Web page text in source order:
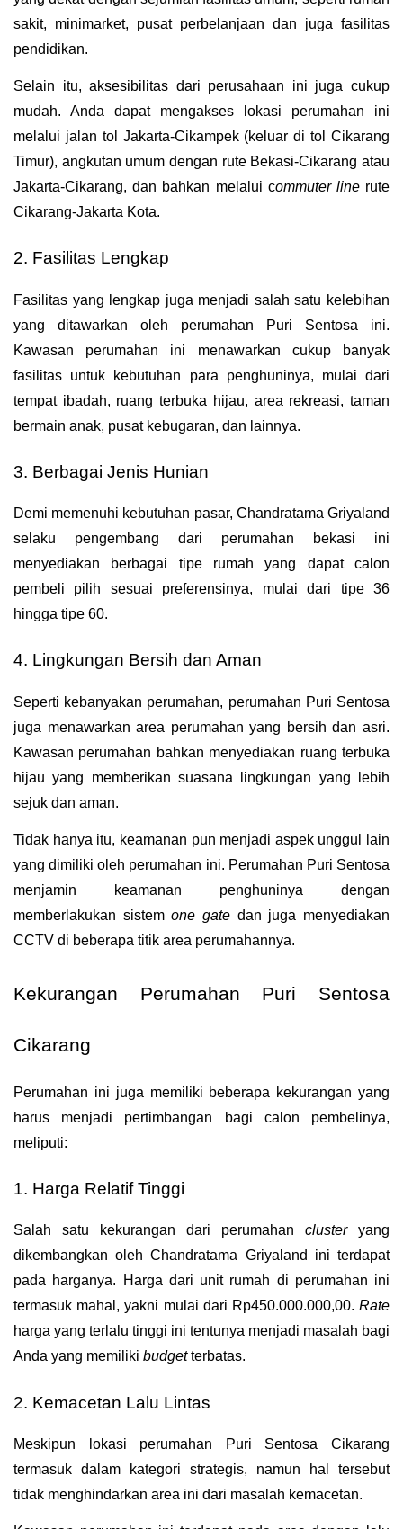
sakit, minimarket, pusat perbelanjaan dan juga fasilitas
pendidikan.
Selain itu, aksesibilitas dari perusahaan ini juga cukup
mudah. Anda dapat mengakses lokasi perumahan ini
melalui jalan tol Jakarta-Cikampek (keluar di tol Cikarang
Timur), angkutan umum dengan rute Bekasi-Cikarang atau
Jakarta-Cikarang, dan bahkan melalui commuter line rute
Cikarang-Jakarta Kota.
2. Fasilitas Lengkap
Fasilitas yang lengkap juga menjadi salah satu kelebihan
yang ditawarkan oleh perumahan Puri Sentosa ini.
Kawasan perumahan ini menawarkan cukup banyak
fasilitas untuk kebutuhan para penghuninya, mulai dari
tempat ibadah, ruang terbuka hijau, area rekreasi, taman
bermain anak, pusat kebugaran, dan lainnya.
3. Berbagai Jenis Hunian
Demi memenuhi kebutuhan pasar, Chandratama Griyaland
selaku pengembang dari perumahan bekasi ini
menyediakan berbagai tipe rumah yang dapat calon
pembeli pilih sesuai preferensinya, mulai dari tipe 36
hingga tipe 60.
4. Lingkungan Bersih dan Aman
Seperti kebanyakan perumahan, perumahan Puri Sentosa
juga menawarkan area perumahan yang bersih dan asri.
Kawasan perumahan bahkan menyediakan ruang terbuka
hijau yang memberikan suasana lingkungan yang lebih
sejuk dan aman.
Tidak hanya itu, keamanan pun menjadi aspek unggul lain
yang dimiliki oleh perumahan ini. Perumahan Puri Sentosa
menjamin keamanan penghuninya dengan
memberlakukan sistem one gate dan juga menyediakan
CCTV di beberapa titik area perumahannya.
Kekurangan Perumahan Puri Sentosa
Cikarang
Perumahan ini juga memiliki beberapa kekurangan yang
harus menjadi pertimbangan bagi calon pembelinya,
meliputi:
1. Harga Relatif Tinggi
Salah satu kekurangan dari perumahan cluster yang
dikembangkan oleh Chandratama Griyaland ini terdapat
pada harganya. Harga dari unit rumah di perumahan ini
termasuk mahal, yakni mulai dari Rp450.000.000,00. Rate
harga yang terlalu tinggi ini tentunya menjadi masalah bagi
Anda yang memiliki budget terbatas.
2. Kemacetan Lalu Lintas
Meskipun lokasi perumahan Puri Sentosa Cikarang
termasuk dalam kategori strategis, namun hal tersebut
tidak menghindarkan area ini dari masalah kemacetan.